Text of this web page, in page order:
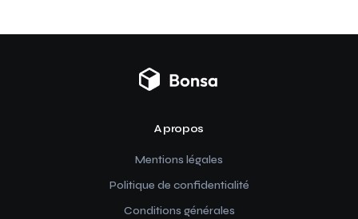
A propos
Mentions légales
Politique de confidentialité
Conditions générales